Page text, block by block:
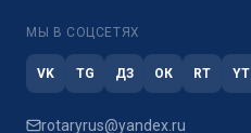
МЫ В СОЦСЕТЯХ
VK TG ДЗ ОК RT YT
rotaryrus@yandex.ru